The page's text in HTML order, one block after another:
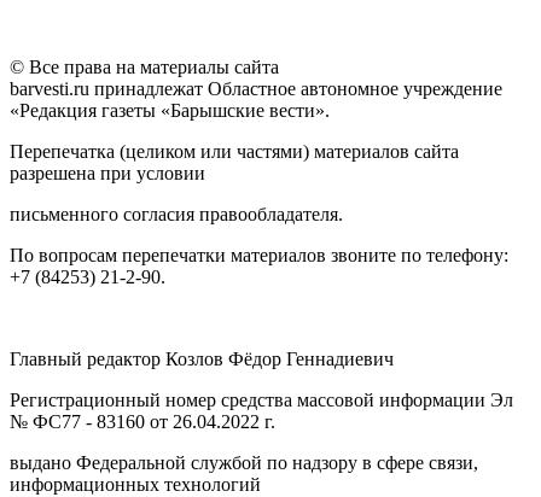
© Все права на материалы сайта
barvesti.ru принадлежат Областное автономное учреждение
«Редакция газеты «Барышские вести».
Перепечатка (целиком или частями) материалов сайта
разрешена при условии
письменного согласия правообладателя.
По вопросам перепечатки материалов звоните по телефону:
+7 (84253) 21-2-90.
Главный редактор Козлов Фёдор Геннадиевич
Регистрационный номер средства массовой информации Эл
№ ФС77 - 83160 от 26.04.2022 г.
выдано Федеральной службой по надзору в сфере связи,
информационных технологий